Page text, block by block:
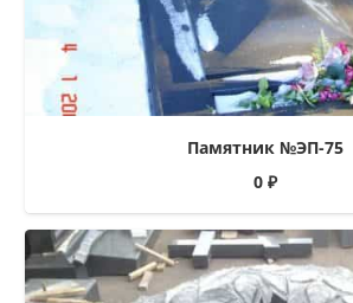
Памятник №ЭП-75
0 ₽